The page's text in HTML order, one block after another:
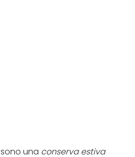
sono una conserva estiva